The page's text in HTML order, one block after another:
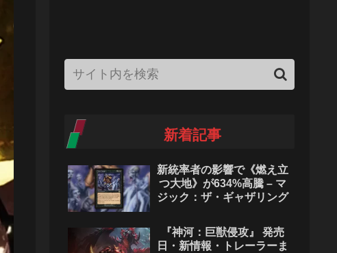
新着記事
新統率者の影響で《燃え立
つ大地》が634%高騰 – マ
ジック：ザ・ギャザリング
『神河：巨獣侵攻』 発売
日・新情報・トレーラーま